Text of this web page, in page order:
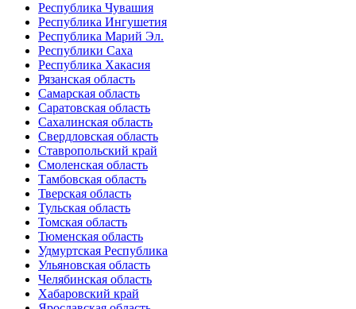
Республика Чувашия
Республика Ингушетия
Республика Марий Эл.
Республики Саха
Республика Хакасия
Рязанская область
Самарская область
Саратовская область
Сахалинская область
Свердловская область
Ставропольский край
Смоленская область
Тамбовская область
Тверская область
Тульская область
Томская область
Тюменская область
Удмуртская Республика
Ульяновская область
Челябинская область
Хабаровский край